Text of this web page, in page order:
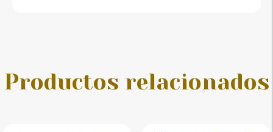
Productos relacionados